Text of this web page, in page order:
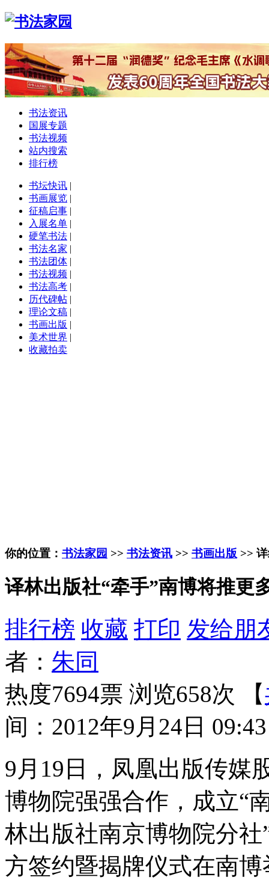
书法资讯
国展专题
书法视频
站内搜索
排行榜
书坛快讯 |
书画展览 |
征稿启事 |
入展名单 |
硬笔书法 |
书法名家 |
书法团体 |
书法视频 |
书法高考 |
历代碑帖 |
理论文稿 |
书画出版 |
美术世界 |
收藏拍卖
你的位置： 书法家园 >> 书法资讯 >> 书画出版 >>
译林出版社“牵手”南博将推更
排行榜 收藏 打印 发给朋
者： 朱同
热度7694票 浏览658次 【
间：2012年9月24日 09:43
9月19日，凤凰出版传媒
博物院强强合作，成立“
林出版社南京博物院分
方签约暨揭牌仪式在南博